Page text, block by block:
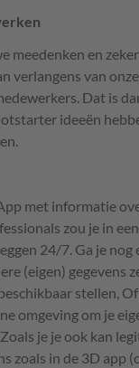
meedenken en
verlangens van
Dat is
ideeën
met informatie
zou je in
24/7. Ga je nog
(eigen) gegevens
stellen,
omgeving om je
je je ook kan
zoals in de 3D app